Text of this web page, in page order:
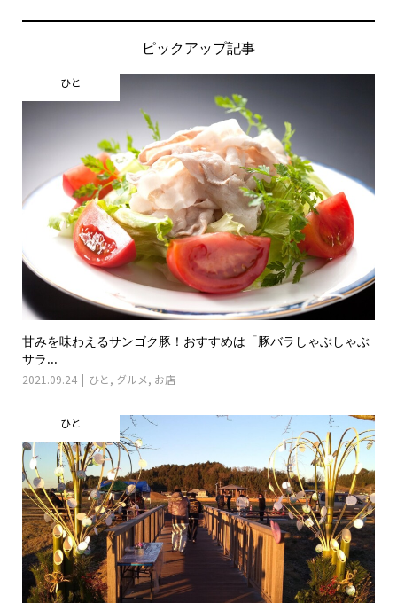
ピックアップ記事
ひと
甘みを味わえるサンゴク豚！おすすめは「豚バラしゃぶしゃぶ
サラ...
2021.09.24 ひと , グルメ, お店
ひと